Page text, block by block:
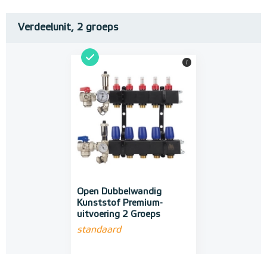
Verdeelunit, 2 groeps
Open Dubbelwandig
Kunststof Premium-
uitvoering 2 Groeps
standaard
i